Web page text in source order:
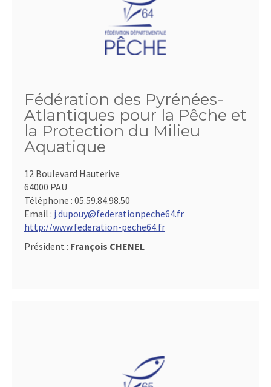
Fédération des Pyrénées-
Atlantiques pour la Pêche et
la Protection du Milieu
Aquatique
12 Boulevard Hauterive
64000 PAU
Téléphone : 05.59.84.98.50
Email : j.dupouy@federationpeche64.fr
http://www.federation-peche64.fr
Président : François CHENEL